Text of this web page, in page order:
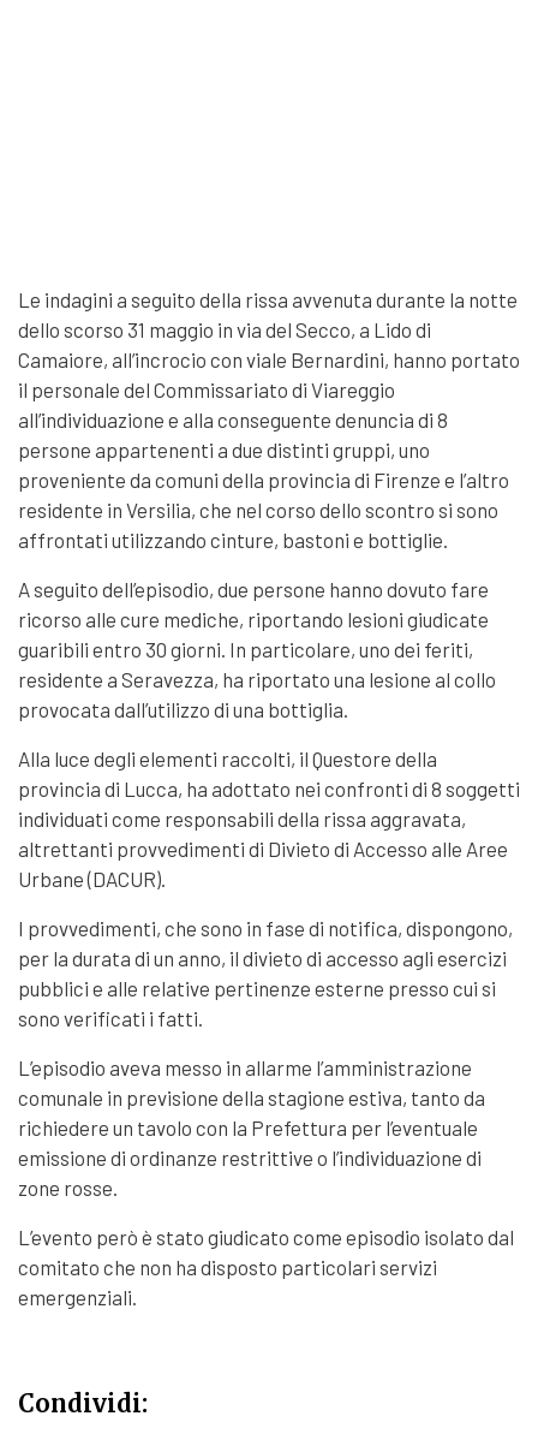
Le indagini a seguito della rissa avvenuta durante la notte
dello scorso 31 maggio in via del Secco, a Lido di
Camaiore, all’incrocio con viale Bernardini, hanno portato
il personale del Commissariato di Viareggio
all’individuazione e alla conseguente denuncia di 8
persone appartenenti a due distinti gruppi, uno
proveniente da comuni della provincia di Firenze e l’altro
residente in Versilia, che nel corso dello scontro si sono
affrontati utilizzando cinture, bastoni e bottiglie.
A seguito dell’episodio, due persone hanno dovuto fare
ricorso alle cure mediche, riportando lesioni giudicate
guaribili entro 30 giorni. In particolare, uno dei feriti,
residente a Seravezza, ha riportato una lesione al collo
provocata dall’utilizzo di una bottiglia.
Alla luce degli elementi raccolti, il Questore della
provincia di Lucca, ha adottato nei confronti di 8 soggetti
individuati come responsabili della rissa aggravata,
altrettanti provvedimenti di Divieto di Accesso alle Aree
Urbane (DACUR).
I provvedimenti, che sono in fase di notifica, dispongono,
per la durata di un anno, il divieto di accesso agli esercizi
pubblici e alle relative pertinenze esterne presso cui si
sono verificati i fatti.
L’episodio aveva messo in allarme l’amministrazione
comunale in previsione della stagione estiva, tanto da
richiedere un tavolo con la Prefettura per l’eventuale
emissione di ordinanze restrittive o l’individuazione di
zone rosse.
L’evento però è stato giudicato come episodio isolato dal
comitato che non ha disposto particolari servizi
emergenziali.
Condividi: